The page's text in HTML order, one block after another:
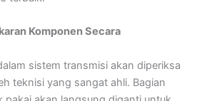
Komponen Secara
sistem transmisi akan diperiksa
teknisi yang sangat ahli. Bagian